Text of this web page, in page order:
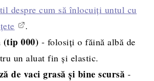
despre cum să înlocuiți untul cu
.
(tip 000) - folosiți o făină albă de
un aluat fin și elastic.
de vaci grasă și bine scursă -